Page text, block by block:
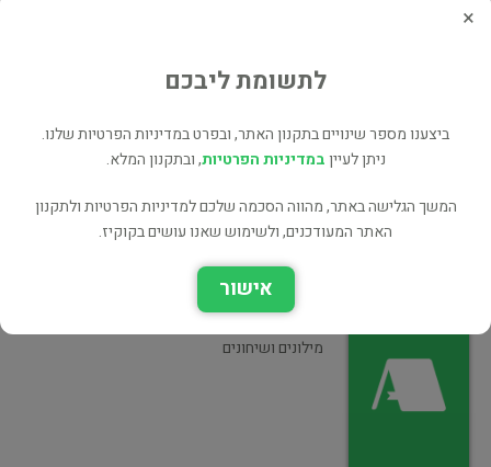
עיון
מילון בן יהודה
מילונים ושיחונים
×
לתשומת ליבכם
ביצענו מספר שינויים בתקנון האתר, ובפרט במדיניות הפרטיות שלנו.
ניתן לעייןבמדיניות הפרטיות, ובתקנון המלא.
המשך הגלישה באתר, מהווה הסכמה שלכם למדיניות הפרטיות ולתקנון
האתר המעודכנים, ולשימוש שאנו עושים בקוקיז.
אישור